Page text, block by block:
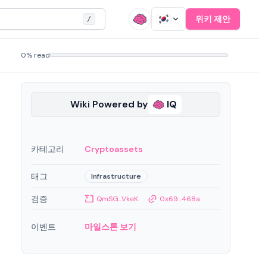
/ 위키 제안
0% read
Wiki Powered by IQ
카테고리 Cryptoassets
태그 Infrastructure
검증 QmSG...VkeK 0x69...468a
이벤트 마일스톤 보기